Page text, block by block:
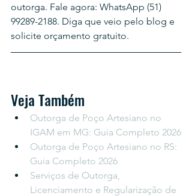
outorga. Fale agora: WhatsApp (51)
99289-2188. Diga que veio pelo blog e
solicite orçamento gratuito.
Veja Também
Outorga de Poço Artesiano no
IGAM em MG: Guia Completo 2026
Outorga de Poço Artesiano no RS:
Guia Completo 2026
Serviços de Outorga,
Licenciamento e Regularização de